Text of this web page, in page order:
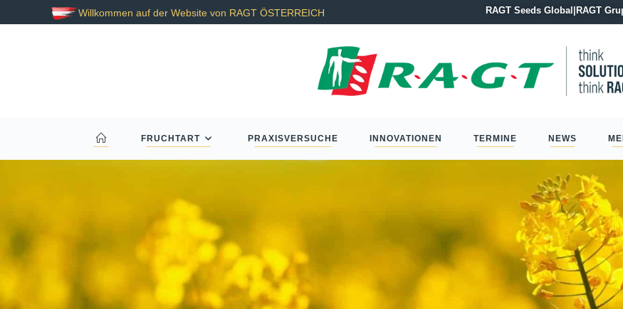
Willkommen auf der Website von RAGT ÖSTERREICH RAGT Seeds Global RAGT
FRUCHTART PRAXISVERSUCHE INNOVATIONEN TERMINE NEWS